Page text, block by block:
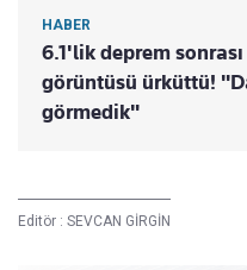
HABER
6.1'lik deprem sonrası
görüntüsü ürküttü!
görmedik"
Editör : SEVCAN GİRGİN